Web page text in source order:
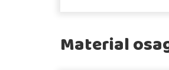
Material